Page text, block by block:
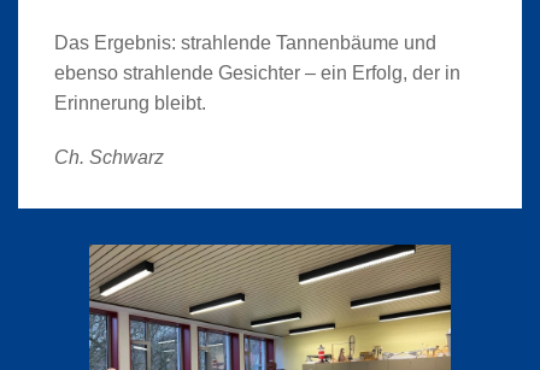
Das Ergebnis: strahlende Tannenbäume und
ebenso strahlende Gesichter – ein Erfolg, der in
Erinnerung bleibt.
Ch. Schwarz